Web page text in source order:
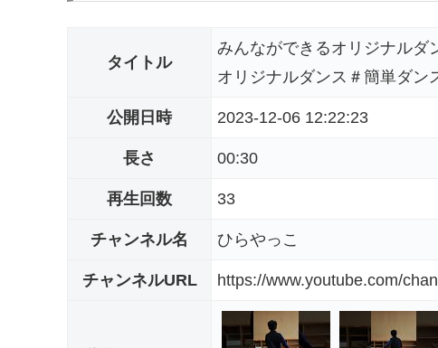
タイトル
みんなができるオリジナルダ
オリジナルダンス＃簡単ダン
公開日時 2023-12-06 12:22:23
長さ 00:30
再生回数 33
チャンネル名 ひらやっこ
チャンネルURL https://www.youtube.com/